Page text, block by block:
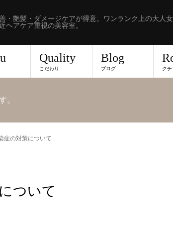
・艶髪・ダメージケアが得意。ワンランク上の大人
ヘアケア重視の美容室。
Quality
こだわり
Blog
ブログ クチ
。
症の対策について
ついて